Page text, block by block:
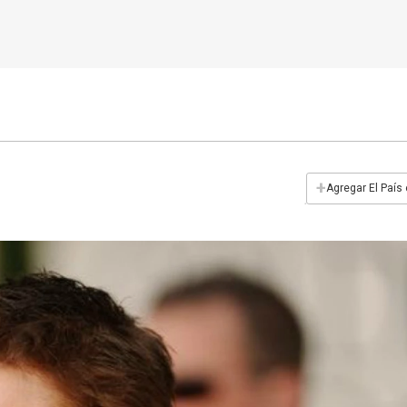
+Agregar El País